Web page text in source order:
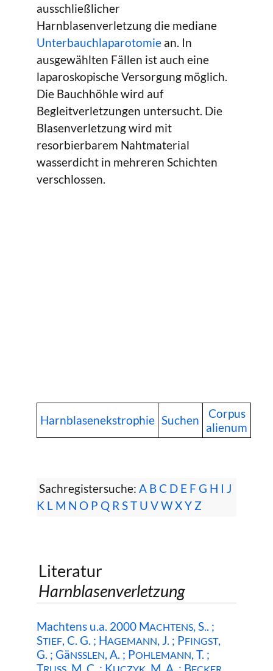
ausschließlicher
Harnblasenverletzung die mediane
Unterbauchlaparotomie an. In
ausgewählten Fällen ist auch eine
laparoskopische Versorgung möglich.
Die Bauchhöhle wird auf
Begleitverletzungen untersucht. Die
Blasenverletzung wird mit
resorbierbarem Nahtmaterial
wasserdicht in mehreren Schichten
verschlossen.
Harnblasenekstrophie Suchen
Corpus
alienum
Sachregistersuche: A BC D E F G H I J
K L M N O P Q R ST U VWXY Z
Literatur
Harnblasenverletzung
Machtens u.a. 2000 MACHTENS, S.. ;
STIEF, C. G. ; HAGEMANN, J. ; PFINGST,
G. ; GäNSSLEN, A. ; POHLEMANN, T. ;